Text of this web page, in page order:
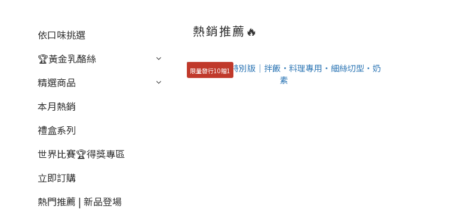
依口味挑選
🏆黃金乳酪絲
精選商品
本月熱銷
禮盒系列
世界比賽🏆得獎專區
立即訂購
熱門推薦 | 新品登場
熱銷推薦🔥
限量發行10贈1